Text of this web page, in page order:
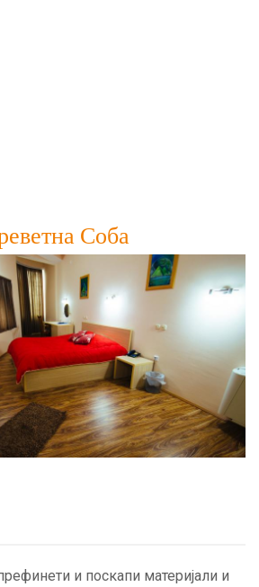
Соба
и поскапи материјали и